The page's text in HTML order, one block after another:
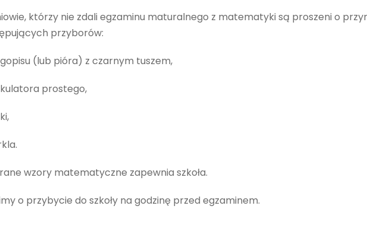
którzy nie zdali egzaminu maturalnego z matematyki są proszeni o
przyborów:
(lub pióra) z czarnym tuszem,
prostego,
wzory matematyczne zapewnia szkoła.
o przybycie do szkoły na godzinę przed egzaminem.